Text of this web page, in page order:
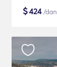
$424/dan